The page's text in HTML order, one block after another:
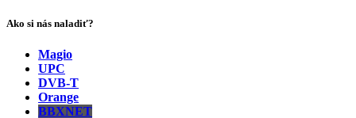
Ako si nás naladiť?
Magio
UPC
DVB-T
Orange
BBXNET